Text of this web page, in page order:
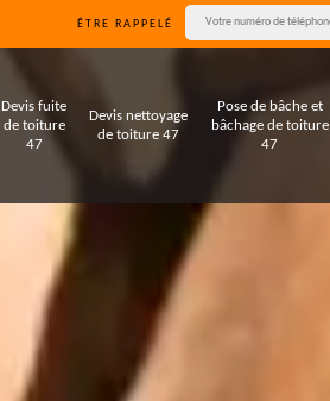
ÊTRE RAPPELÉ
Devis fuite
de toiture
47
Devis nettoyage
de toiture 47
Pose de bâche et
bâchage de toiture
47